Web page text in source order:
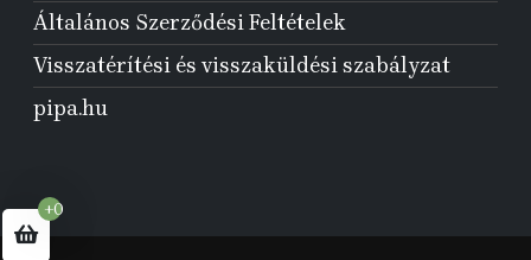
Általános Szerződési Feltételek
Visszatérítési és visszaküldési szabályzat
pipa.hu
+0